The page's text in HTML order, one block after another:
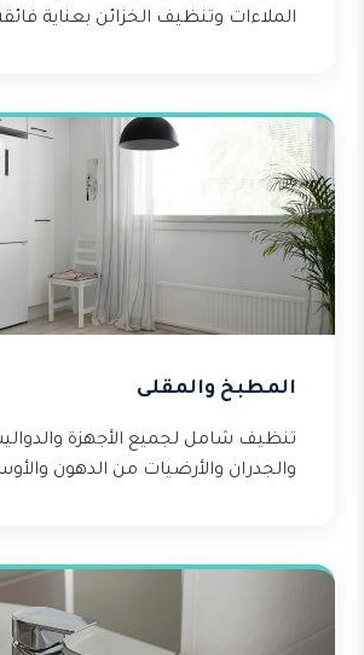
الملاءات وتنظيف الخزائن بعناية
المطبخ والمقلى
تنظيف شامل لجميع الأجهزة
والجدران والأرضيات من الدهون